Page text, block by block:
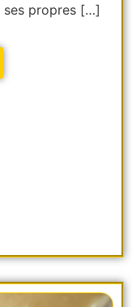
ses propres […]